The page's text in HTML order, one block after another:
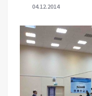
04.12.2014